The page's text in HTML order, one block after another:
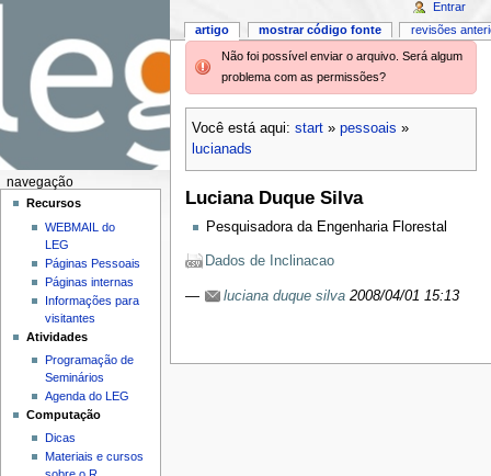
Não foi possível enviar o arquivo. Será algum
problema com as permissões?
Você está aqui: start» pessoais »
lucianads
Luciana Duque Silva
Pesquisadora da Engenharia Florestal
Dados de Inclinacao
— luciana duque silva2008/04/01 15:13
artigo mostrar código fonte revisões
Entrar
navegação
Recursos
WEBMAIL do
LEG
Páginas Pessoais
Páginas internas
Informações para
visitantes
Atividades
Programação de
Seminários
Agenda do LEG
Computação
Dicas
Materiais e cursos